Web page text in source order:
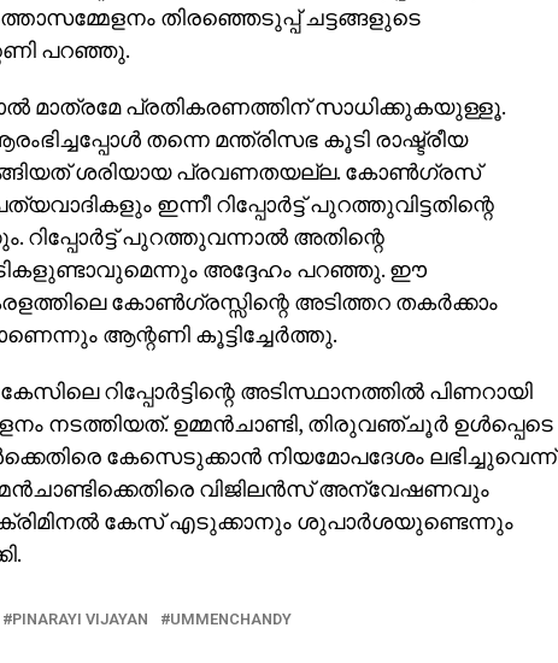
തിരഞ്ഞെടുപ്പ് ചട്ടങ്ങളുടെ
പറഞ്ഞു.
മാത്രമേ പ്രതികരണത്തിന് സാധിക്കുകയുള്ളൂ.
തന്നെ മന്ത്രിസഭ കൂടി രാഷ്ട്രീയ
ശരിയായ പ്രവണതയല്ല. കോണ്‍ഗ്രസ്
ഇന്നീ റിപ്പോര്‍ട്ട് പുറത്തുവിട്ടതിന്റെ
റിപ്പോര്‍ട്ട് പുറത്തുവന്നാല്‍ അതിന്റെ
അദ്ദേഹം പറഞ്ഞു. ഈ
കോണ്‍ഗ്രസ്സിന്റെ അടിത്തറ തകര്‍ക്കാം
ആന്റണി കൂട്ടിച്ചേര്‍ത്തു.
റിപ്പോര്‍ട്ടിന്റെ അടിസ്ഥാനത്തില്‍ പിണറായി
നടത്തിയത്. ഉമ്മന്‍ചാണ്ടി, തിരുവഞ്ചൂര്‍ ഉള്‍പ്പെടെ
കേസെടുക്കാന്‍ നിയമോപദേശം ലഭിച്ചുവെന്ന്
വിജിലന്‍സ് അന്വേഷണവും
കേസ് എടുക്കാനും ശുപാര്‍ശയുണ്ടെന്നും
PINARAYI VIJAYAN UMMENCHANDY